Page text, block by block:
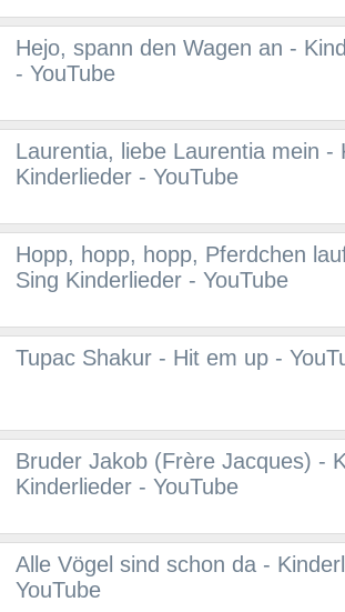
Hejo, spann den Wagen an -
- YouTube
Laurentia, liebe Laurentia mein
Kinderlieder - YouTube
Hopp, hopp, hopp, Pferdchen
Sing Kinderlieder - YouTube
Tupac Shakur - Hit em up -
Bruder Jakob (Frère Jacques) -
Kinderlieder - YouTube
Alle Vögel sind schon da -
YouTube